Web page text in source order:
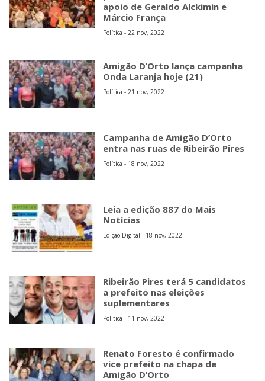
apoio de Geraldo Alckimin e
Márcio França
Política - 22 nov, 2022
Amigão D’Orto lança campanha
Onda Laranja hoje (21)
Política - 21 nov, 2022
Campanha de Amigão D’Orto
entra nas ruas de Ribeirão Pires
Política - 18 nov, 2022
Leia a edição 887 do Mais
Notícias
Edição Digital - 18 nov, 2022
Ribeirão Pires terá 5 candidatos
a prefeito nas eleições
suplementares
Política - 11 nov, 2022
Renato Foresto é confirmado
vice prefeito na chapa de
Amigão D’Orto